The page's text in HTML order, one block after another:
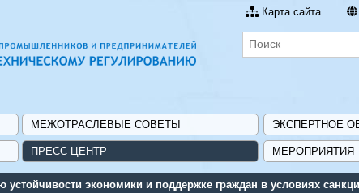
Карта сайта
МЕЖОТРАСЛЕВЫЕ СОВЕТЫ ЭКСПЕРТНОЕ
ПРЕСС-ЦЕНТР МЕРОПРИЯТИЯ
экономики и поддержке граждан в условиях